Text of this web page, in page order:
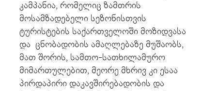
კამპანია, რომელიც ზამთრის
მოსამზადებელი სეზონისთვის
ტურისტების საქართველოში მოზიდვასა
და ცნობადობის ამაღლებაზე მუშაობს,
მათ შორის, სამთო-სათხილამურო
მიმართულებით, მეორე მხრივ კი ესაა
პირდაპირი დაკავშირებადობის და